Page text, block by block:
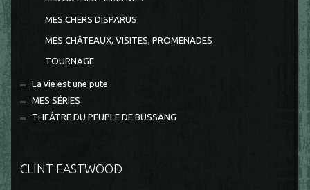
MES CHERS DISPARUS
MES CHÂTEAUX, VISITES, PROMENADES
TOURNAGE
La vie est une pute
MES SÉRIES
THEÂTRE DU PEUPLE DE BUSSANG
CLINT EASTWOOD